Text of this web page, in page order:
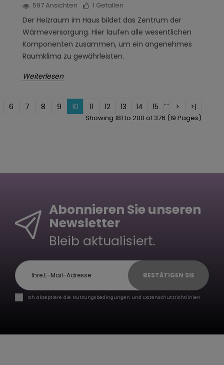
597Ansichten 1 Gefallen
Der Heizraum im Haus bildet das Zentrum der
Wärmeversorgung. Hier laufen alle wesentlichen
Komponenten zusammen, um ein angenehmes
Raumklima zu gewährleisten.
Weiterlesen
6 7 8 9 10 11 12 13 14 15 .... > >|
Showing 181 to 200 of 376 (19 Pages)
Abonnieren Sie unseren
Newsletter
Bleib aktualisiert.
BESTÄTIGEN SIE
Ich akzeptiere die Nutzungsbedingungen und Datenschutzrichtlinien